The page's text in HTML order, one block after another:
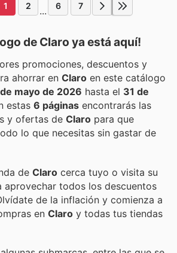
1 2 ... 6 7
de Claro ya está aquí!
promociones, descuentos y
para ahorrar en Claro en este catálogo
mayo de 2026 hasta el 31 de
estas 6 páginas encontrarás las
y ofertas de Claro para que
lo que necesitas sin gastar de
de Claro cerca tuyo o visita su
aprovechar todos los descuentos
de la inflación y comienza a
en Claro y todas tus tiendas